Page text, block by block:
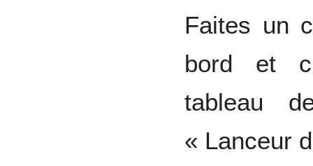
Faites un
bord et
tableau
« Lanceur